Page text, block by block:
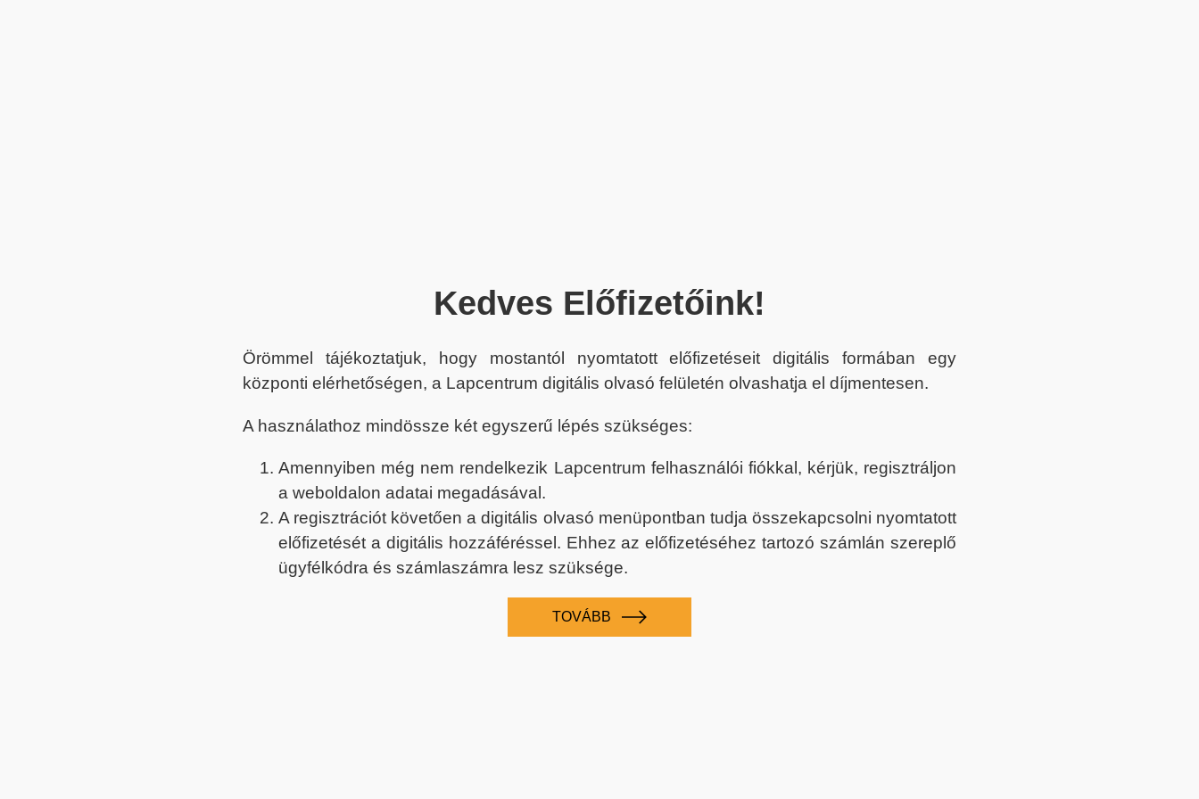
Kedves Előfizetőink!
Örömmel tájékoztatjuk, hogy mostantól nyomtatott előfizetéseit digitális formában egy
központi elérhetőségen, a Lapcentrum digitális olvasó felületén olvashatja el díjmentesen.
A használathoz mindössze két egyszerű lépés szükséges:
Amennyiben még nem rendelkezik Lapcentrum felhasználói fiókkal, kérjük, regisztráljon
a weboldalon adatai megadásával.
A regisztrációt követően a digitális olvasó menüpontban tudja összekapcsolni nyomtatott
előfizetését a digitális hozzáféréssel. Ehhez az előfizetéséhez tartozó számlán szereplő
ügyfélkódra és számlaszámra lesz szüksége.
TOVÁBB